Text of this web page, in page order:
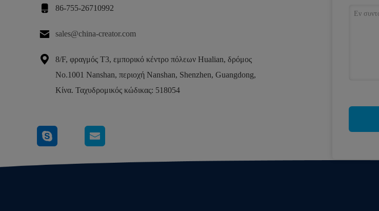
 86-755-26710992
 sales@china-creator.com

8/F, φραγμός T3, εμπορικό κέντρο πόλεων Hualian, δρόμος
No.1001 Nanshan, περιοχή Nanshan, Shenzhen, Guangdong,
Κίνα. Ταχυδρομικός κώδικας: 518054